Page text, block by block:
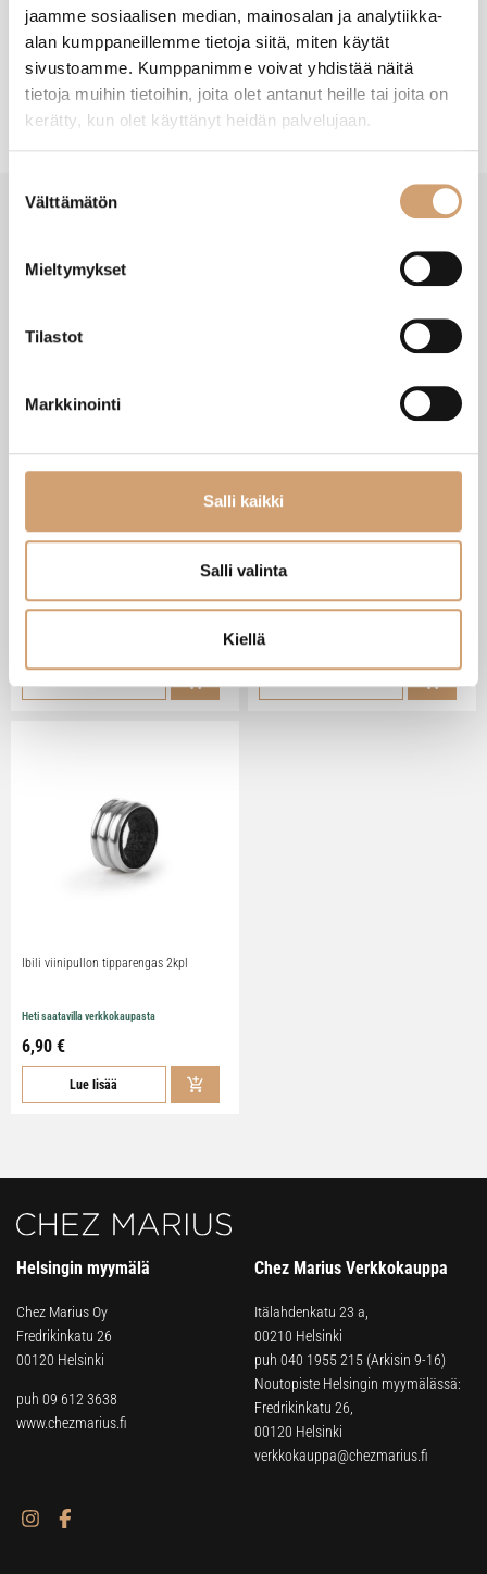
jaamme sosiaalisen median, mainosalan ja analytiikka-
alan kumppaneillemme tietoja siitä, miten käytät
sivustoamme. Kumppanimme voivat yhdistää näitä
tietoja muihin tietoihin, joita olet antanut heille tai joita on
kerätty, kun olet käyttänyt heidän palvelujaan.
valinta
Välttämätön
Mieltymykset
Tilastot
Markkinointi
Salli kaikki
Salli valinta
Kiellä
Heti saatavilla verkkokaupasta Heti saatavilla verkkokaupasta
17,90 €
Ibili viinipullon tipparengas 2kpl
Heti saatavilla verkkokaupasta
6,90 €
Lue lisää
Helsingin myymälä
Chez Marius Oy
Fredrikinkatu 26
00120 Helsinki
puh 09 612 3638
www.chezmarius.fi
Chez Marius Verkkokauppa
Itälahdenkatu 23 a,
00210 Helsinki
puh 040 1955 215 (Arkisin 9-16)
Noutopiste Helsingin myymälässä:
Fredrikinkatu 26,
00120 Helsinki
verkkokauppa@chezmarius.fi